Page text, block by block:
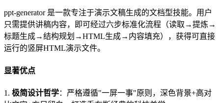
ppt-generator 是一款专注于演示文稿生成的文档型技能。用户
只需提供讲稿内容，即可经过六步标准化流程（读取→提炼→
标题生成→结构规划→HTML生成→内容填充），获得可直接
运行的竖屏HTML演示文件。
显著优点
1. 极简设计哲学：严格遵循"一屏一事"原则，深色背景+高对